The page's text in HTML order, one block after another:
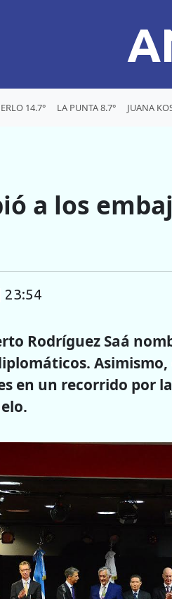
14.7° LA PUNTA 8.7° JUANA
a los
23:54
Rodríguez Saá
en un recorrido por